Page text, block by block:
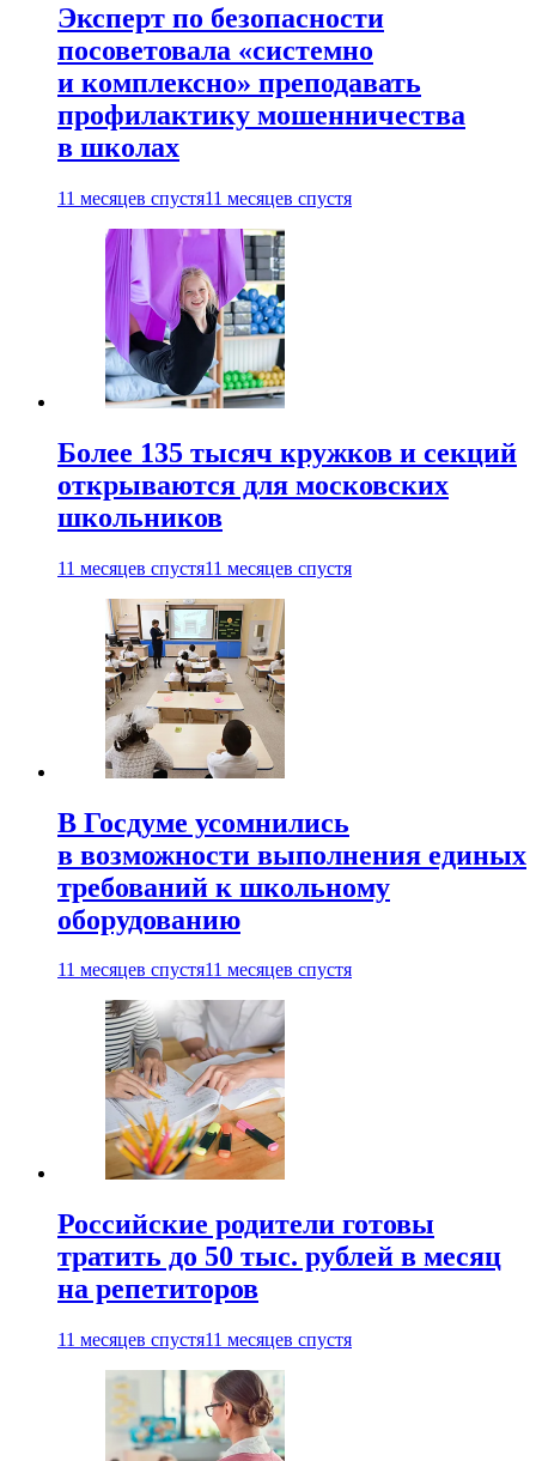
Эксперт по безопасности
посоветовала «системно
и комплексно» преподавать
профилактику мошенничества
в школах
11 месяцев спустя11 месяцев спустя
Более 135 тысяч кружков и секций
открываются для московских
школьников
11 месяцев спустя11 месяцев спустя
В Госдуме усомнились
в возможности выполнения единых
требований к школьному
оборудованию
11 месяцев спустя11 месяцев спустя
Российские родители готовы
тратить до 50 тыс. рублей в месяц
на репетиторов
11 месяцев спустя11 месяцев спустя